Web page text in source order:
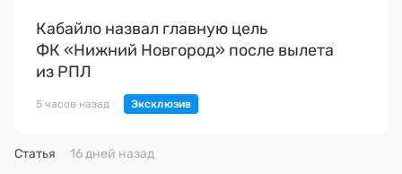
Кабайло назвал главную цель
ФК «Нижний Новгород» после вылета
из РПЛ
5 часов назад
Статья 16 дней назад